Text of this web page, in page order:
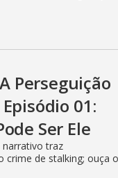
Perseguição
01:
Ser Ele
narrativo traz
crime de stalking; ouça o